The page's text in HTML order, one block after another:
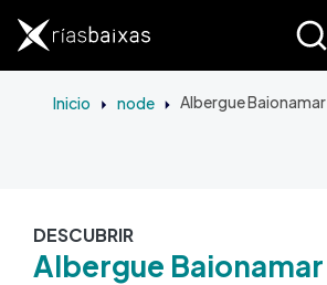
Inicio node Albergue Baionamar
DESCUBRIR
Albergue Baionamar